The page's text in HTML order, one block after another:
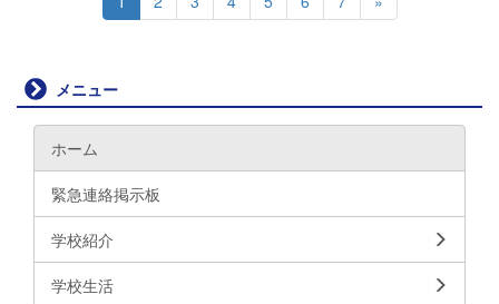
メニュー
ホーム
緊急連絡掲示板
学校紹介
学校生活